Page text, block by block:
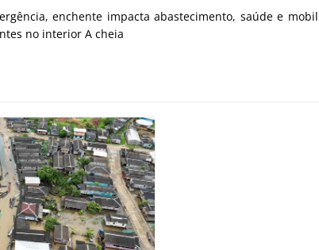
enchente impacta abastecimento, saúde e
no interior A cheia